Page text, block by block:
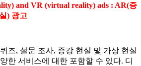
and VR (virtual reality) ads : AR(증
) 광고
즈, 설문 조사, 증강 현실 및 가상 현실
한 서비스에 대한 포함할 수 있다. 디